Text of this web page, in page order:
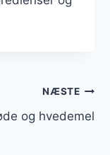
NÆSTE
og hvedemel